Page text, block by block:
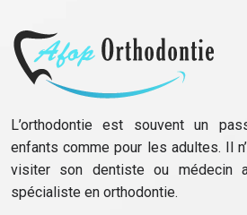
L’orthodontie est souvent un
enfants comme pour les adultes. Il
visiter son dentiste ou médecin
spécialiste en orthodontie.